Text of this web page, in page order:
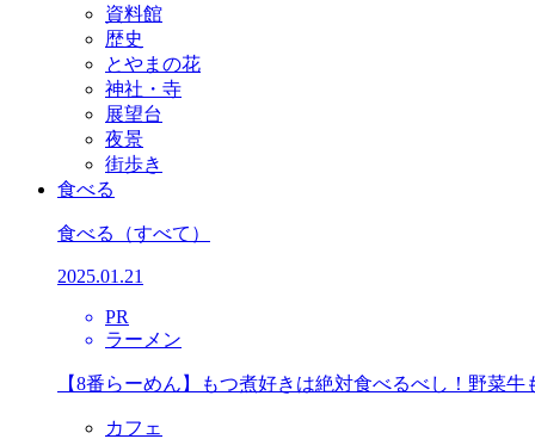
資料館
歴史
とやまの花
神社・寺
展望台
夜景
街歩き
食べる
食べる （すべて）
2025.01.21
PR
ラーメン
【8番らーめん】もつ煮好きは絶対食べるべし！野菜
カフェ